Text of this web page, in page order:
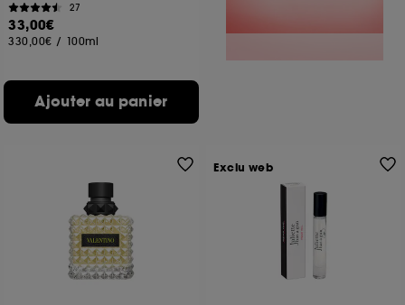
27
33,00€
330,00€ / 100ml
Ajouter au panier
Exclu web